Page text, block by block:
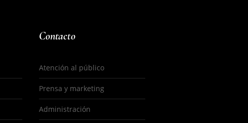
Contacto
Atención al público
Prensa y marketing
Administración